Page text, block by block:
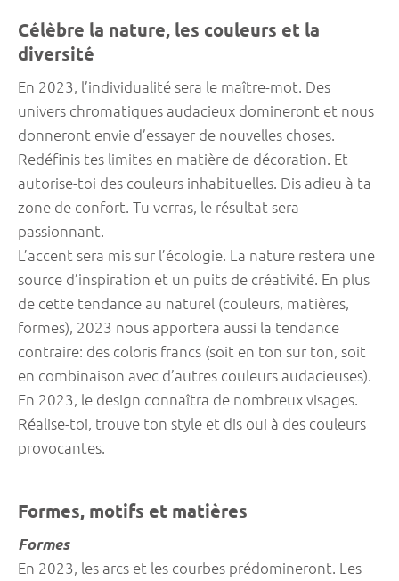
Célèbre la nature, les couleurs et la
diversité
En 2023, l’individualité sera le maître-mot. Des
univers chromatiques audacieux domineront et nous
donneront envie d’essayer de nouvelles choses.
Redéfinis tes limites en matière de décoration. Et
autorise-toi des couleurs inhabituelles. Dis adieu à ta
zone de confort. Tu verras, le résultat sera
passionnant.
L’accent sera mis sur l’écologie. La nature restera une
source d’inspiration et un puits de créativité. En plus
de cette tendance au naturel (couleurs, matières,
formes), 2023 nous apportera aussi la tendance
contraire: des coloris francs (soit en ton sur ton, soit
en combinaison avec d’autres couleurs audacieuses).
En 2023, le design connaîtra de nombreux visages.
Réalise-toi, trouve ton style et dis oui à des couleurs
provocantes.
Formes, motifs et matières
Formes
En 2023, les arcs et les courbes prédomineront. Les